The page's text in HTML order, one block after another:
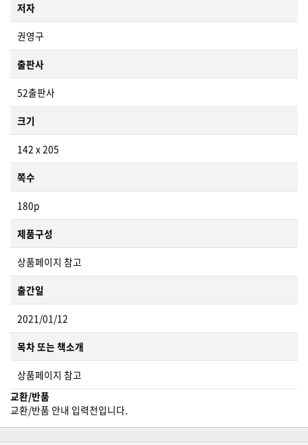
저자
권영구
출판사
52출판사
크기
142 x 205
쪽수
180p
제품구성
상품페이지 참고
출간일
2021/01/12
목차 또는 책소개
상품페이지 참고
교환/반품
교환/반품 안내 입력전입니다.